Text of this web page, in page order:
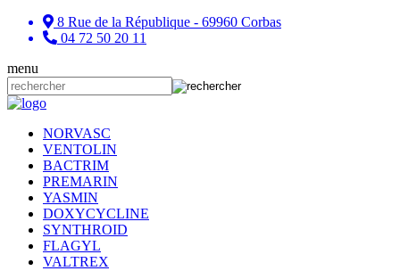
8 Rue de la République - 69960 Corbas
04 72 50 20 11
menu
NORVASC
VENTOLIN
BACTRIM
PREMARIN
YASMIN
DOXYCYCLINE
SYNTHROID
FLAGYL
VALTREX